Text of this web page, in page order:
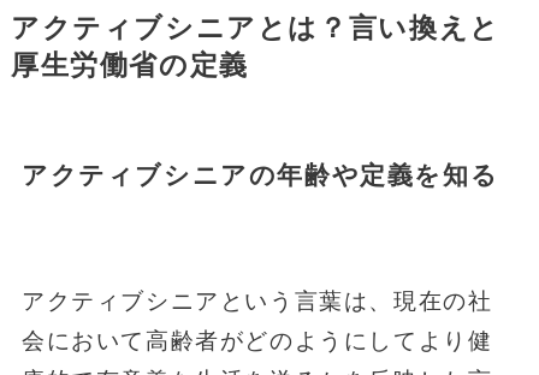
アクティブシニアとは？言い換えと
厚生労働省の定義
アクティブシニアの年齢や定義を知る
アクティブシニアという言葉は、現在の社
会において高齢者がどのようにしてより健